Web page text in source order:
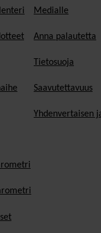
Medialle
Anna palautetta
Tietosuoja
Saavutettavuus
Yhdenvertaisen